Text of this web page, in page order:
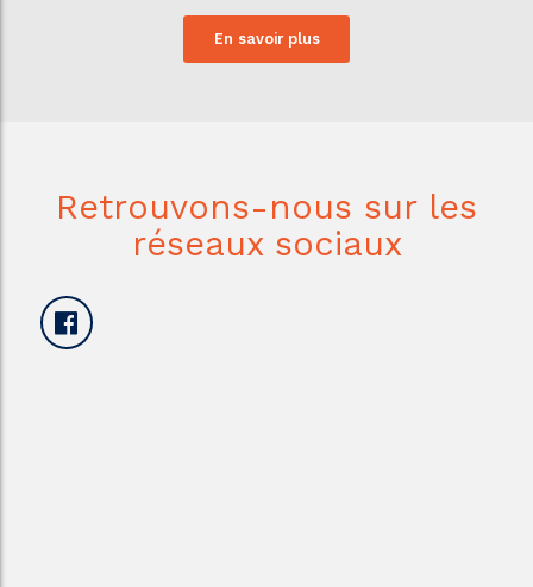
En savoir plus
Retrouvons-nous sur les
réseaux sociaux